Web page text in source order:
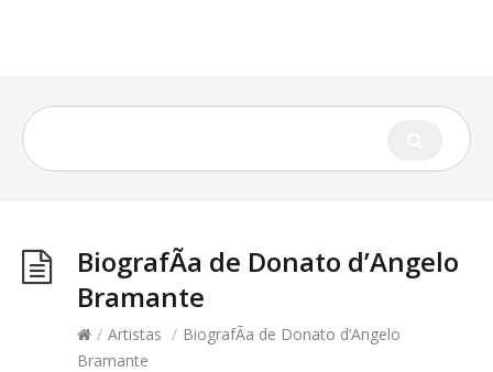
BiografÃ­a de Donato d’Angelo
Bramante
/ Artistas / BiografÃ­a de Donato d’Angelo
Bramante